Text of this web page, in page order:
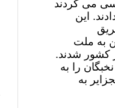
می کردند
این
به ملت
کشور شدند.
را به
به